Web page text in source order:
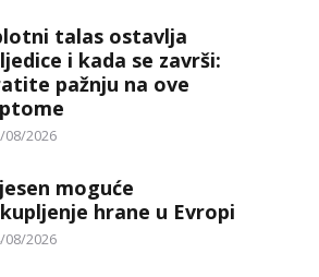
talas ostavlja
i kada se završi:
pažnju na ove
08/2026
moguće
hrane u Evropi
08/2026